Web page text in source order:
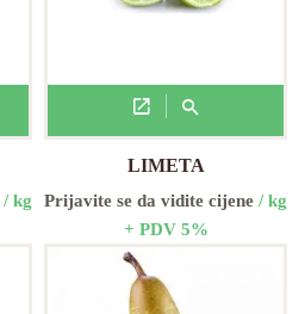
/ kg
LIMETA
Prijavite se da vidite cijene / kg
+ PDV 5%